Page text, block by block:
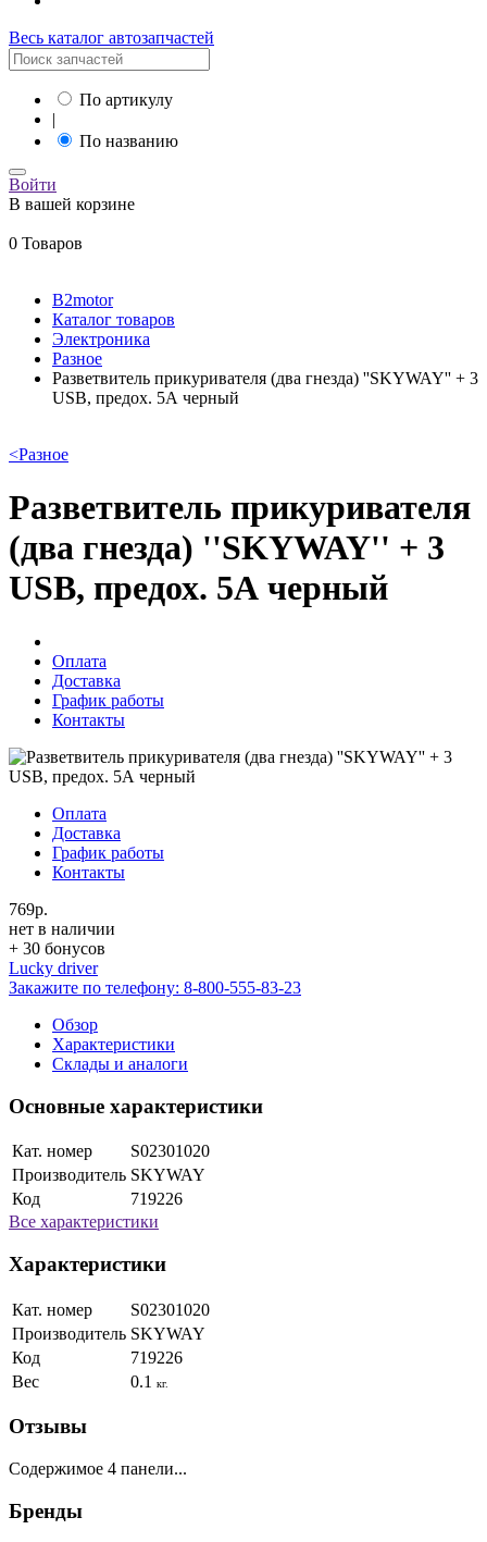
Весь каталог автозапчастей
По артикулу
|
По названию
Войти
В вашей корзине
0 Товаров
B2motor
Каталог товаров
Электроника
Разное
Разветвитель прикуривателя (два гнезда) ''SKYWAY'' + 3
USB, предох. 5А черный
<Разное
Разветвитель прикуривателя
(два гнезда) ''SKYWAY'' + 3
USB, предох. 5А черный
Оплата
Доставка
График работы
Контакты
Оплата
Доставка
График работы
Контакты
769р.
нет в наличии
+ 30 бонусов
Lucky driver
Закажите по телефону: 8-800-555-83-23
Обзор
Характеристики
Склады и аналоги
Основные характеристики
Кат. номер
S02301020
Производитель SKYWAY
Код
719226
Все характеристики
Характеристики
Кат. номер
S02301020
Производитель SKYWAY
Код
719226
Вес
0.1 кг.
Отзывы
Содержимое 4 панели...
Бренды